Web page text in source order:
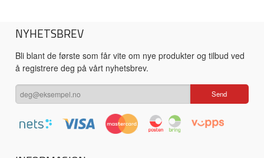
NYHETSBREV
Bli blant de første som får vite om nye produkter og tilbud ved
å registrere deg på vårt nyhetsbrev.